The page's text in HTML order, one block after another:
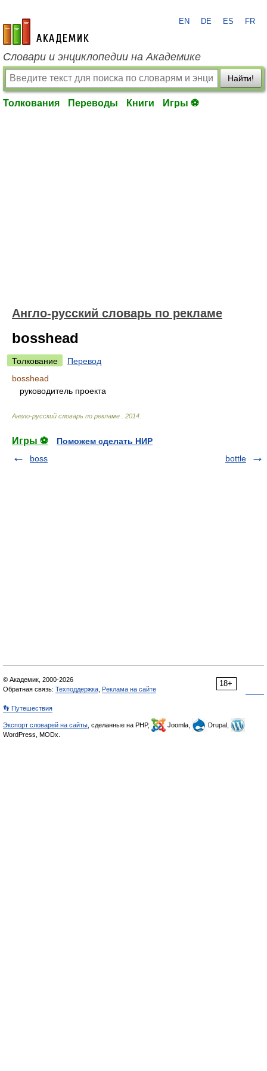
academic.ru
EN DE ES FR
Словари и энциклопедии на Академике
Найти!
Толкования Переводы Книги Игры ⚽
Англо-русский словарь по рекламе
bosshead
Толкование
Перевод
bosshead
руководитель проекта
Англо-русский словарь по рекламе 2014
Игры ⚽
Поможем сделать НИР
boss
bottle
18+
© Академик, 2000-2026
Обратная связь: Техподдержка Реклама на сайте
👣 Путешествия
Экспорт словарей на сайты , сделанные на PHP, Joomla,
Drupal,
WordPress, MODx.